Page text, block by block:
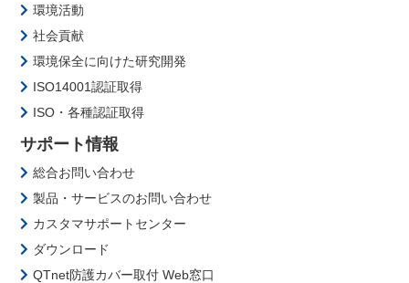
環境活動
社会貢献
環境保全に向けた研究開発
ISO14001認証取得
ISO・各種認証取得
サポート情報
総合お問い合わせ
製品・サービスのお問い合わせ
カスタマサポートセンター
ダウンロード
QTnet防護カバー取付 Web窓口